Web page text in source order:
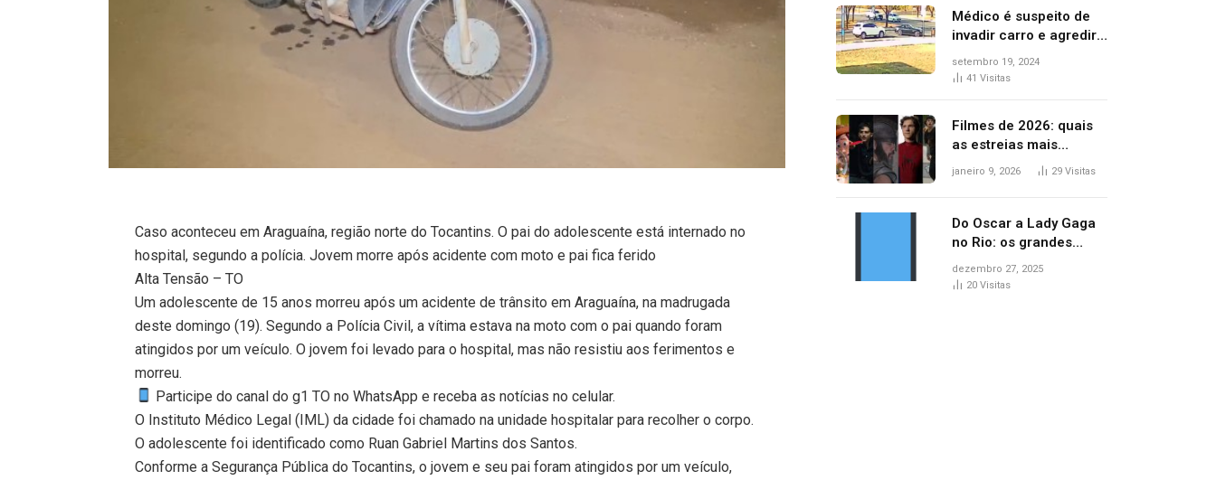
Caso aconteceu em Araguaína, região norte do Tocantins. O pai do adolescente está internado no
hospital, segundo a polícia. Jovem morre após acidente com moto e pai fica ferido
Alta Tensão – TO
Um adolescente de 15 anos morreu após um acidente de trânsito em Araguaína, na madrugada
deste domingo (19). Segundo a Polícia Civil, a vítima estava na moto com o pai quando foram
atingidos por um veículo. O jovem foi levado para o hospital, mas não resistiu aos ferimentos e
morreu.
Participe do canal do g1 TO no WhatsApp e receba as notícias no celular.
O Instituto Médico Legal (IML) da cidade foi chamado na unidade hospitalar para recolher o corpo.
O adolescente foi identificado como Ruan Gabriel Martins dos Santos.
Conforme a Segurança Pública do Tocantins, o jovem e seu pai foram atingidos por um veículo,
Médico é suspeito de
invadir carro e agredir
delegado aposentado
durante confusão no
setembro 19, 2024
41 Visitas
Filmes de 2026: quais
as estreias mais
aguardadas do ano?
janeiro 9, 2026 29 Visitas
Do Oscar a Lady Gaga
no Rio: os grandes
marcos da cultura em
2025
dezembro 27, 2025
20 Visitas